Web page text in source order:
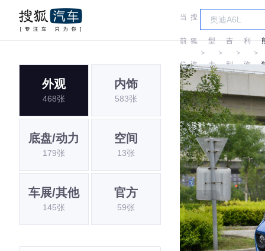
当
前
位
置:
搜
狐
汽
车
＞
车
型
大
全
＞
吉
利
＞
利
汽
＞
外观
468张
内饰
583张
底盘/动力
179张
空间
13张
车展/其他
145张
官方
59张